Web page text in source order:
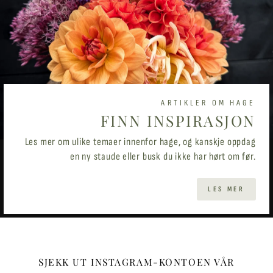
ARTIKLER OM HAGE
FINN INSPIRASJON
Les mer om ulike temaer innenfor hage, og kanskje oppdag
en ny staude eller busk du ikke har hørt om før.
LES MER
SJEKK UT INSTAGRAM-KONTOEN VÅR